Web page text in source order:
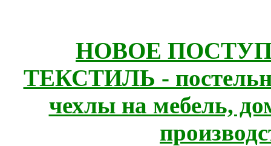
НОВОЕ
ТЕКСТИЛЬ -
чехлы на мебель,